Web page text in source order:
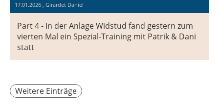
17.01.2026 , Girardet Daniel
Part 4 - In der Anlage Widstud fand gestern zum
vierten Mal ein Spezial-Training mit Patrik & Dani
statt
Weitere Einträge